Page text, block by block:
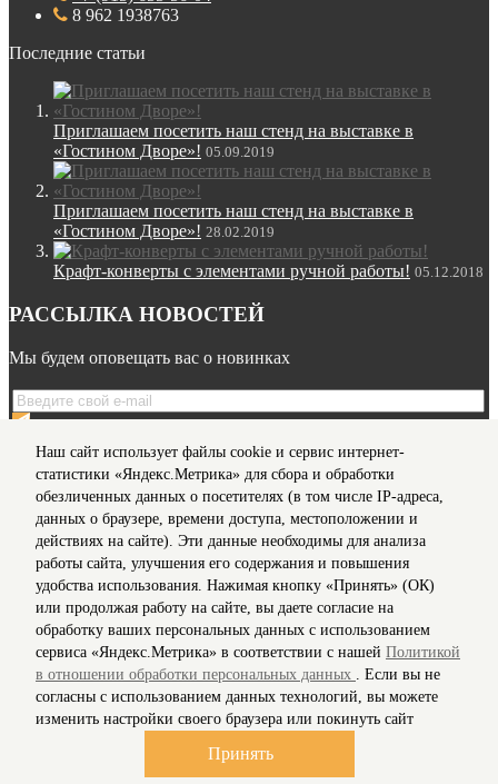
8 962 1938763
Последние статьи
Приглашаем посетить наш стенд на выставке в
«Гостином Дворе»! 05.09.2019
Приглашаем посетить наш стенд на выставке в
«Гостином Дворе»! 28.02.2019
Крафт-конверты с элементами ручной работы! 05.12.2018
РАССЫЛКА НОВОСТЕЙ
Мы будем оповещать вас о новинках
Я даю согласие на обработку моихперсональных данных
на условиях, предусмотренных вПолитикев отношении
обработки персональных данных
Мы в соц сетях
Информация для клиентов
Согласие на обработку персональных данных
О нас
Доставка
Политика конфиденциальности и защита информации
Условия соглашения
Контакты
Наш сайт использует файлы cookie и сервис интернет-
статистики «Яндекс.Метрика» для сбора и обработки
обезличенных данных о посетителях (в том числе IP-адреса,
данных о браузере, времени доступа, местоположении и
действиях на сайте). Эти данные необходимы для анализа
работы сайта, улучшения его содержания и повышения
удобства использования. Нажимая кнопку «Принять» (ОК)
или продолжая работу на сайте, вы даете согласие на
обработку ваших персональных данных с использованием
сервиса «Яндекс.Метрика» в соответствии с нашей Политикой
в отношении обработки персональных данных . Если вы не
согласны с использованием данных технологий, вы можете
изменить настройки своего браузера или покинуть сайт
Принять